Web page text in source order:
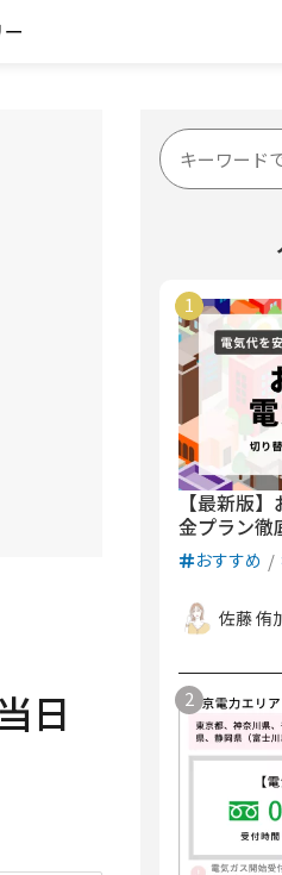
日
【最新版
金プラン徹
おすすめ
佐藤 侑